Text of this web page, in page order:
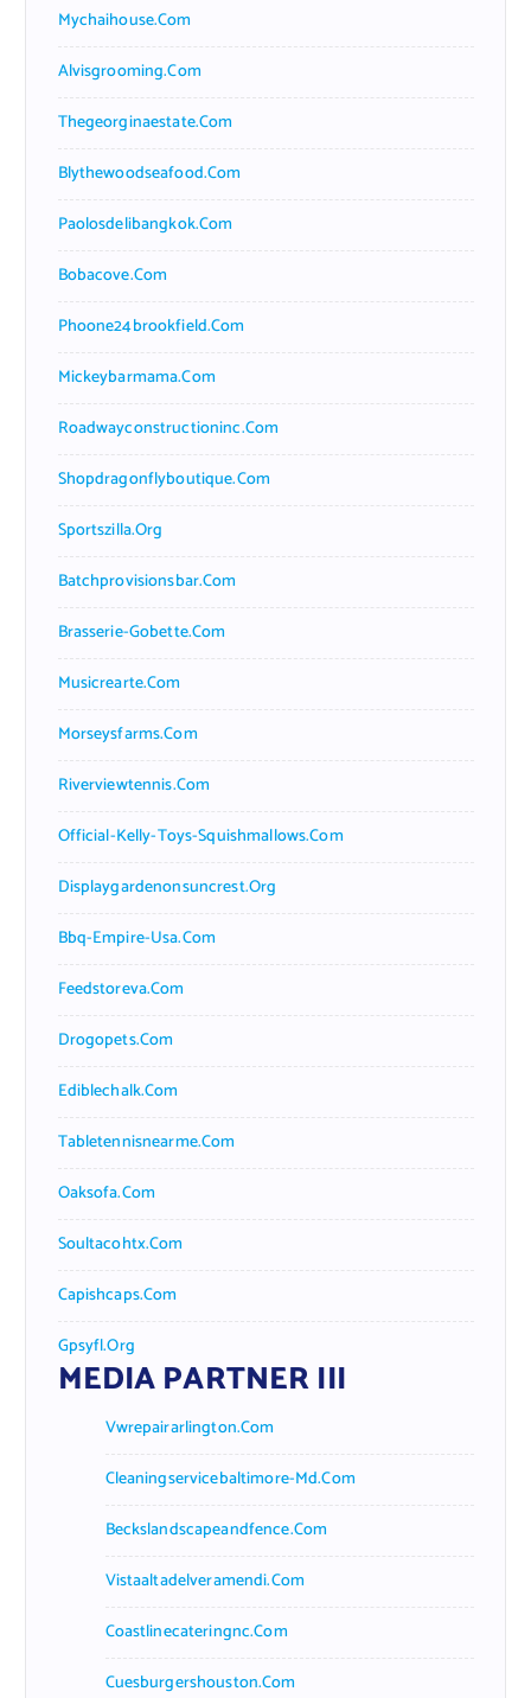
Mychaihouse.com
Alvisgrooming.com
Thegeorginaestate.com
Blythewoodseafood.com
Paolosdelibangkok.com
Bobacove.com
Phoone24brookfield.com
Mickeybarmama.com
Roadwayconstructioninc.com
Shopdragonflyboutique.com
Sportszilla.org
Batchprovisionsbar.com
Brasserie-Gobette.com
Musicrearte.com
Morseysfarms.com
Riverviewtennis.com
Official-Kelly-Toys-Squishmallows.com
Displaygardenonsuncrest.org
Bbq-Empire-Usa.com
Feedstoreva.com
Drogopets.com
Ediblechalk.com
Tabletennisnearme.com
Oaksofa.com
Soultacohtx.com
Capishcaps.com
Gpsyfl.org
MEDIA PARTNER III
Vwrepairarlington.com
Cleaningservicebaltimore-Md.com
Beckslandscapeandfence.com
Vistaaltadelveramendi.com
Coastlinecateringnc.com
Cuesburgershouston.com